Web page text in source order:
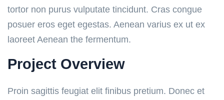
tortor non purus vulputate tincidunt. Cras congue
posuer eros eget egestas. Aenean varius ex ut ex
laoreet Aenean the fermentum.
Project Overview
Proin sagittis feugiat elit finibus pretium. Donec et